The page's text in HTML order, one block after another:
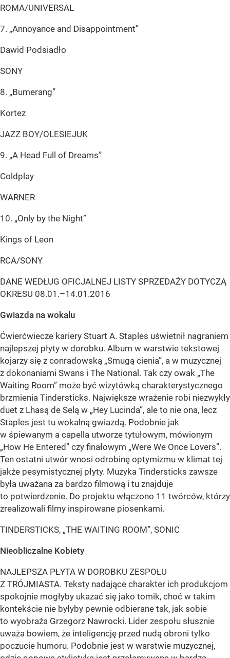
ROMA/UNIVERSAL
7. „Annoyance and Disappointment”
Dawid Podsiadło
SONY
8. „Bumerang”
Kortez
JAZZ BOY/OLESIEJUK
9. „A Head Full of Dreams”
Coldplay
WARNER
10. „Only by the Night”
Kings of Leon
RCA/SONY
DANE WEDŁUG OFICJALNEJ LISTY SPRZEDAŻY DOTYCZĄ
OKRESU 08.01.–14.01.2016
Gwiazda na wokalu
Ćwierćwiecze kariery Stuart A. Staples uświetnił nagraniem
najlepszej płyty w dorobku. Album w warstwie tekstowej
kojarzy się z conradowską „Smugą cienia”, a w muzycznej
z dokonaniami Swans i The National. Tak czy owak „The
Waiting Room” może być wizytówką charakterystycznego
brzmienia Tindersticks. Największe wrażenie robi niezwykły
duet z Lhasą de Selą w „Hey Lucinda”, ale to nie ona, lecz
Staples jest tu wokalną gwiazdą. Podobnie jak
w śpiewanym a capella utworze tytułowym, mówionym
„How He Entered” czy finałowym „Were We Once Lovers”.
Ten ostatni utwór wnosi odrobinę optymizmu w klimat tej
jakże pesymistycznej płyty. Muzyka Tindersticks zawsze
była uważana za bardzo filmową i tu znajduje
to potwierdzenie. Do projektu włączono 11 twórców, którzy
zrealizowali filmy inspirowane piosenkami.
TINDERSTICKS, „THE WAITING ROOM”, SONIC
Nieobliczalne Kobiety
NAJLEPSZA PŁYTA W DOROBKU ZESPOŁU
Z TRÓJMIASTA. Teksty nadające charakter ich produkcjom
spokojnie mogłyby ukazać się jako tomik, choć w takim
kontekście nie byłyby pewnie odbierane tak, jak sobie
to wyobraża Grzegorz Nawrocki. Lider zespołu słusznie
uważa bowiem, że inteligencję przed nudą obroni tylko
poczucie humoru. Podobnie jest w warstwie muzycznej,